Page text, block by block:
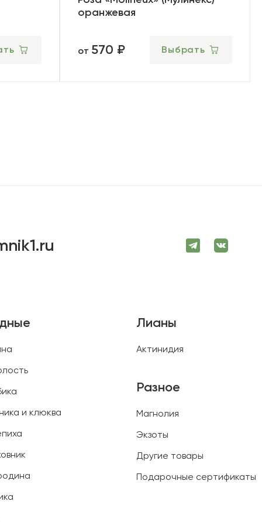
оранжевая
от 570 ₽ Выбрать
и клюква
Лианы
Актинидия
Разное
Магнолия
Экзоты
Другие товары
Подарочные сертификаты